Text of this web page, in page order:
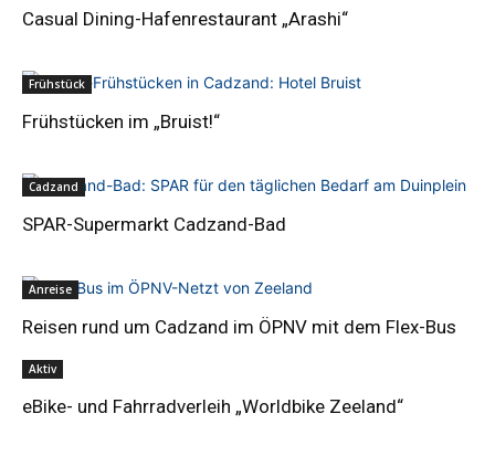
Casual Dining-Hafenrestaurant „Arashi“
Frühstück
Frühstücken im „Bruist!“
Cadzand
SPAR-Supermarkt Cadzand-Bad
Anreise
Reisen rund um Cadzand im ÖPNV mit dem Flex-Bus
Aktiv
eBike- und Fahrradverleih „Worldbike Zeeland“